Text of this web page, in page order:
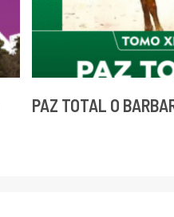
PAZ TOTAL O